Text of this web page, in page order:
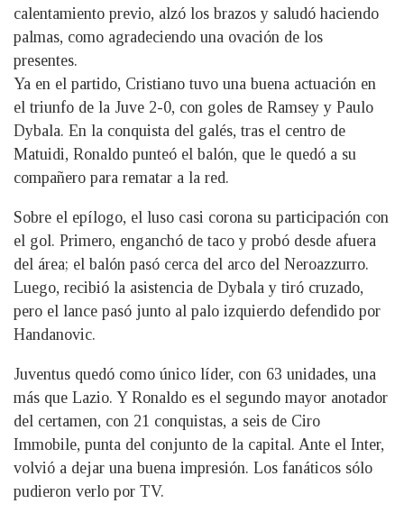
calentamiento previo, alzó los brazos y saludó haciendo
palmas, como agradeciendo una ovación de los
presentes.
Ya en el partido, Cristiano tuvo una buena actuación en
el triunfo de la Juve 2-0, con goles de Ramsey y Paulo
Dybala. En la conquista del galés, tras el centro de
Matuidi, Ronaldo punteó el balón, que le quedó a su
compañero para rematar a la red.
Sobre el epílogo, el luso casi corona su participación con
el gol. Primero, enganchó de taco y probó desde afuera
del área; el balón pasó cerca del arco del Neroazzurro.
Luego, recibió la asistencia de Dybala y tiró cruzado,
pero el lance pasó junto al palo izquierdo defendido por
Handanovic.
Juventus quedó como único líder, con 63 unidades, una
más que Lazio. Y Ronaldo es el segundo mayor anotador
del certamen, con 21 conquistas, a seis de Ciro
Immobile, punta del conjunto de la capital. Ante el Inter,
volvió a dejar una buena impresión. Los fanáticos sólo
pudieron verlo por TV.